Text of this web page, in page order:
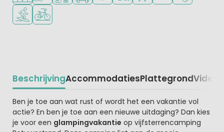
Watersportfaciliteiten
Fietsverhuur
BeschrijvingAccommodatiesPlattegrondVideo
Beschrijving
Ben je toe aan wat rust of wordt het een vakantie vol
actie? En ben je toe aan een nieuwe uitdaging? Dan kies
je voor een glampingvakantie op vijfsterrencamping